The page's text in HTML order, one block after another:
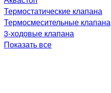
Термостатические клапана
Термосмесительные клапана
3-ходовые клапана
Показать все